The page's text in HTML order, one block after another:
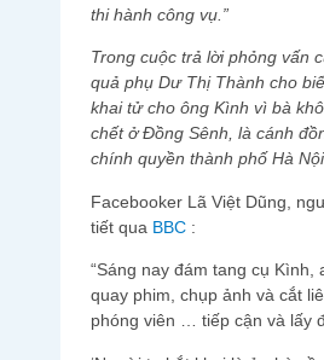
thi hành công vụ.”
Trong cuộc trả lời phỏng vấn
quả phụ Dư Thị Thành cho
khai tử cho ông Kình vì bà
chết ở Đồng Sênh, là cánh
chính quyền thành phố Hà
Facebooker Lã Việt Dũng,
tiết qua BBC :
“Sáng nay đám tang cụ
quay phim, chụp ảnh và cắt
phóng viên … tiếp cận và lấy